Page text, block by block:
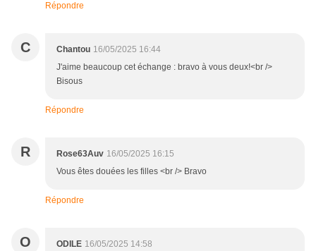
Répondre
C Chantou 16/05/2025 16:44
J'aime beaucoup cet échange : bravo à vous deux!<br />
Bisous
Répondre
R Rose63Auv 16/05/2025 16:15
Vous êtes douées les filles <br /> Bravo
Répondre
O ODILE 16/05/2025 14:58